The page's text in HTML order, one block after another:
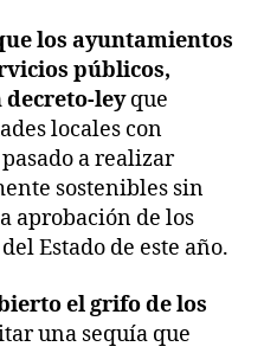
los ayuntamientos
públicos,
decreto-leyque
locales con
a realizar
sostenibles sin
aprobación de los
Estado de este año.
el grifo de los
una sequía que